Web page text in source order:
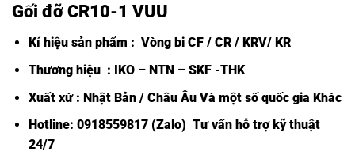
Gối đỡ CR10-1 VUU
Kí hiệu sản phẩm : Vòng bi CF / CR / KRV/ KR
Thương hiệu : IKO – NTN – SKF -THK
Xuất xứ : Nhật Bản / Châu Âu Và một số quốc gia Khác
Hotline: 0918559817 (Zalo) Tư vấn hỗ trợ kỹ thuật
24/7